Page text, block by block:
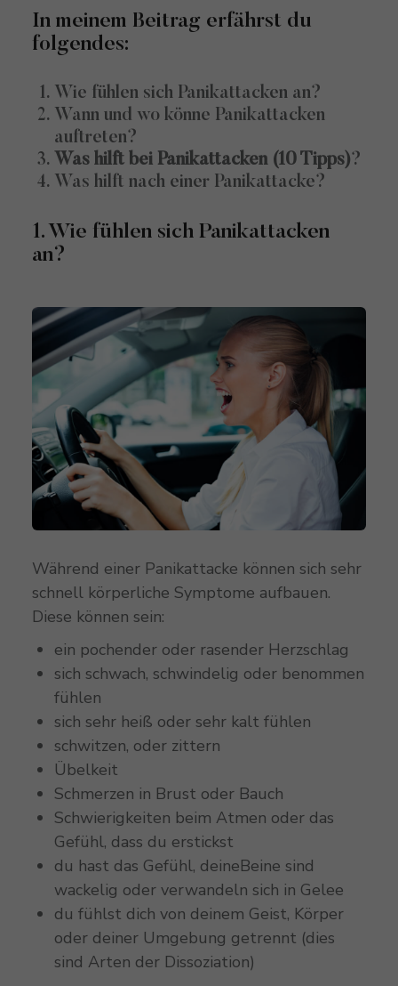
In meinem Beitrag erfährst du
folgendes:
Wie fühlen sich Panikattacken an?
Wann und wo könne Panikattacken
auftreten?
Was hilft bei Panikattacken (10 Tipps)?
Was hilft nach einer Panikattacke?
1. Wie fühlen sich Panikattacken
an?
Während einer Panikattacke können sich sehr
schnell körperliche Symptome aufbauen.
Diese können sein:
ein pochender oder rasender Herzschlag
sich schwach, schwindelig oder benommen
fühlen
sich sehr heiß oder sehr kalt fühlen
schwitzen, oder zittern
Übelkeit
Schmerzen in Brust oder Bauch
Schwierigkeiten beim Atmen oder das
Gefühl, dass du erstickst
du hast das Gefühl, deineBeine sind
wackelig oder verwandeln sich in Gelee
du fühlst dich von deinem Geist, Körper
oder deiner Umgebung getrennt (dies
sind Arten der Dissoziation)